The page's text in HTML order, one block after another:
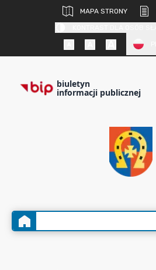
MAPA STRONY
biuletyn
informacji publicznej